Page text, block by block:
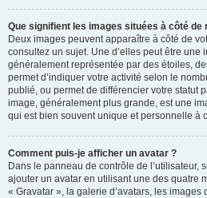
Que signifient les images situées à côté de
Deux images peuvent apparaître à côté de
consultez un sujet. Une d’elles peut être une
généralement représentée par des étoiles,
permet d’indiquer votre activité selon le
publié, ou permet de différencier votre statut
image, généralement plus grande, est une
qui est bien souvent unique et personnelle à
Comment puis-je afficher un avatar ?
Dans le panneau de contrôle de l’utilisateur,
ajouter un avatar en utilisant une des quatre
« Gravatar », la galerie d’avatars, les images